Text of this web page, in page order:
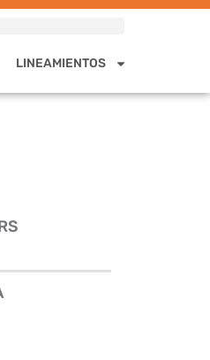
LINEAMIENTOS